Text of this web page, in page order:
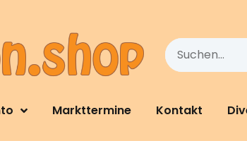
Markttermine Kontakt